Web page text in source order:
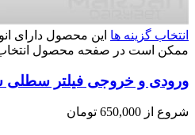
انتخاب گزینه ها این محصول دارای
ممکن است در صفحه محصول
ورودی و خروجی فیلتر سطلی
شروع از 650,000 تومان